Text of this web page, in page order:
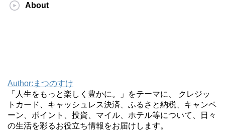
About
Author:まつのすけ
「人生をもっと楽しく豊かに。」をテーマに、 クレジッ
トカード、キャッシュレス決済、ふるさと納税、キャンペ
ーン、ポイント、投資、マイル、ホテル等について、日々
の生活を彩るお役立ち情報をお届けします。